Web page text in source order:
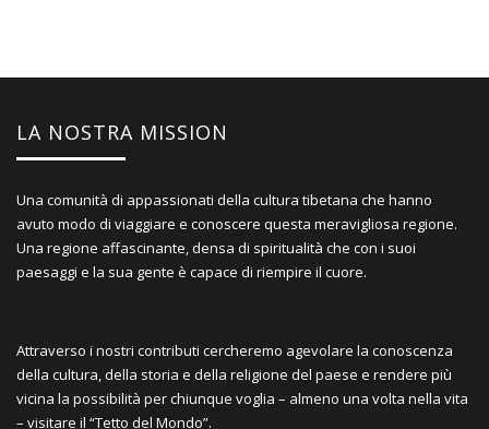
LA NOSTRA MISSION
Una comunità di appassionati della cultura tibetana che hanno
avuto modo di viaggiare e conoscere questa meravigliosa regione.
Una regione affascinante, densa di spiritualità che con i suoi
paesaggi e la sua gente è capace di riempire il cuore.
Attraverso i nostri contributi cercheremo agevolare la conoscenza
della cultura, della storia e della religione del paese e rendere più
vicina la possibilità per chiunque voglia – almeno una volta nella vita
– visitare il “Tetto del Mondo”.